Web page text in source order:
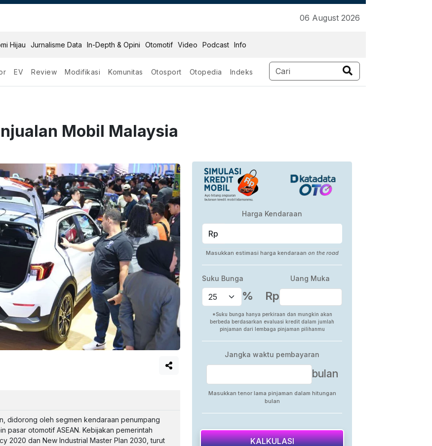
06 August 2026
Hijau Jurnalisme Data In-Depth & Opini Otomotif Video Podcast Info
EV Review Modifikasi Komunitas Otosport Otopedia Indeks
Mobil Malaysia
didorong oleh segmen kendaraan penumpang
pasar otomotif ASEAN. Kebijakan pemerintah
2020 dan New Industrial Master Plan 2030, turut